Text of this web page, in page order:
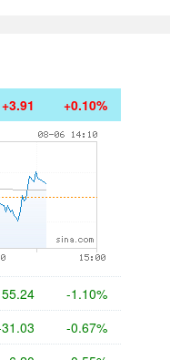
+3.91 +0.10%
-1.10%
-0.67%